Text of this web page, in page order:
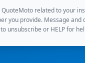
related to your
you provide. Message and
unsubscribe or HELP for